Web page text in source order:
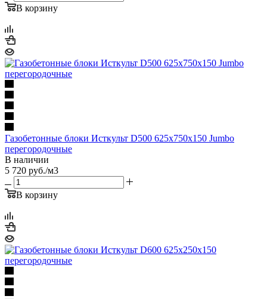
В корзину
Газобетонные блоки Исткульт D500 625х750х150 Jumbo
перегородочные
В наличии
5 720 руб./м3
В корзину